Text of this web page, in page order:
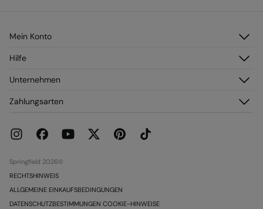
Mein Konto
Meine Adressen
Hilfe
Versand
Aktuelle Werbeaktionen
Unternehmen
Franchise
Karriere
Zahlungsarten
Springfield 2026©
RECHTSHINWEIS
ALLGEMEINE EINKAUFSBEDINGUNGEN
DATENSCHUTZBESTIMMUNGEN COOKIE-HINWEISE